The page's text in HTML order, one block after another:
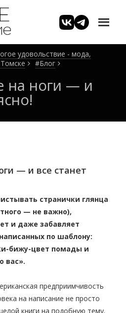
удовольствие - мода,
#Блог
на ноги — и
— и все станет
странички глянца
— не важно),
и даже забавляет
по шаблону:
бижу-цвет помады и
вас».
предприимчивость
на написание не просто
книги на подобную тему.